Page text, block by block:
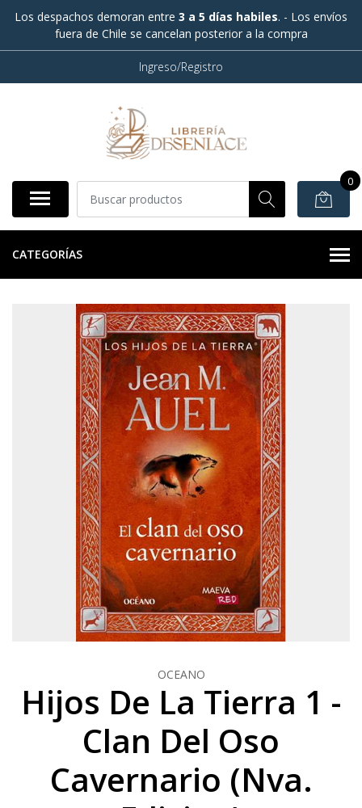
Los despachos demoran entre 3 a 5 días habiles. - Los envíos
fuera de Chile se cancelan posterior a la compra
Ingreso/Registro
0
CATEGORÍAS
OCEANO
Hijos De La Tierra 1 -
Clan Del Oso
Cavernario (Nva.